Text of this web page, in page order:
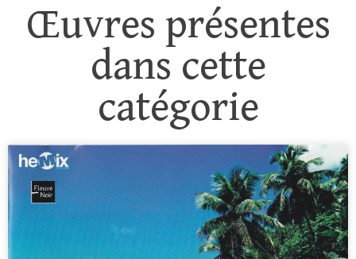
Œuvres présentes
dans cette
catégorie